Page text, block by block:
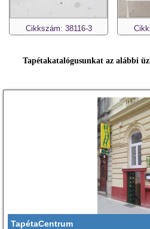
Cikkszám: 38116-3
Tapétakatalógusunkat az alábbi
TapétaCentrum